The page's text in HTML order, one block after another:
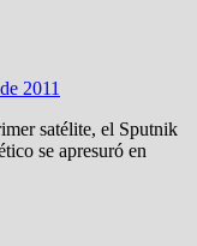
2011
satélite, el Sputnik
se apresuró en